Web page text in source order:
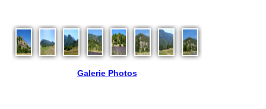
Galerie Photos